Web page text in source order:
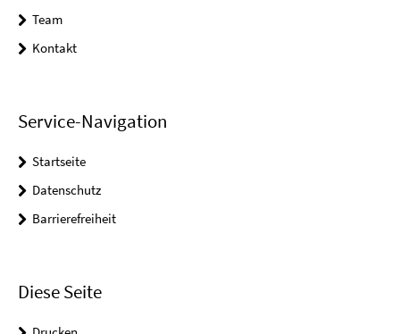
Team
Kontakt
Service-Navigation
Startseite
Datenschutz
Barrierefreiheit
Diese Seite